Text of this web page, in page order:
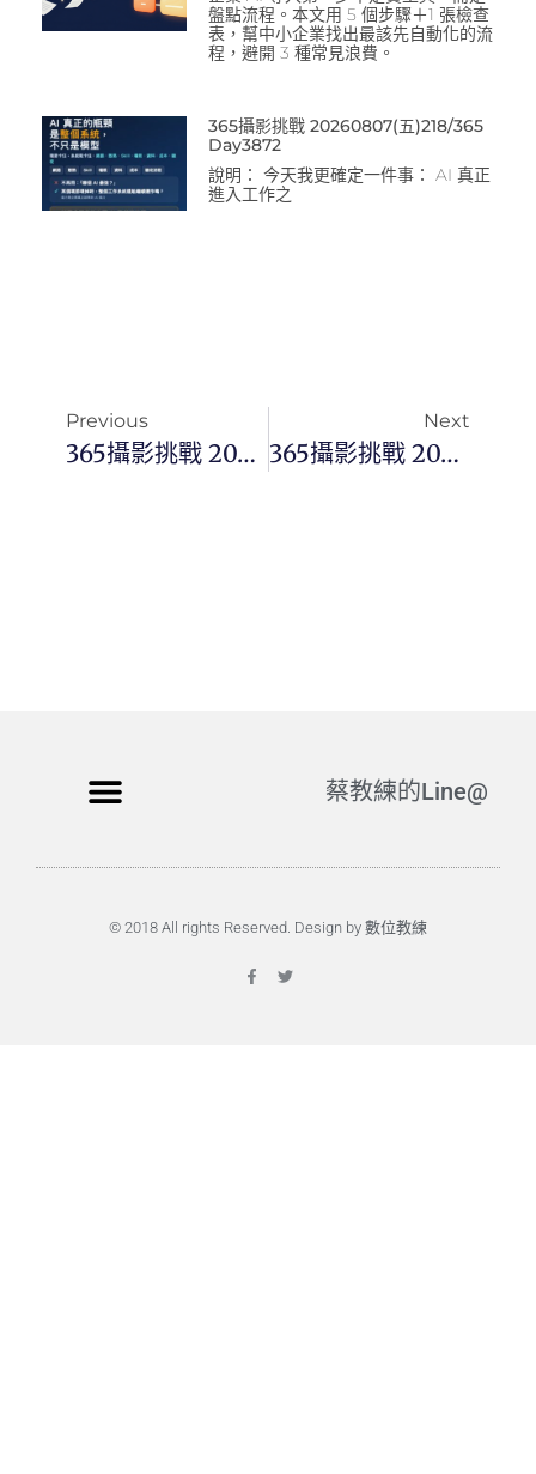
盤點流程。本文用 5 個步驟＋1 張檢查
表，幫中小企業找出最該先自動化的流
程，避開 3 種常見浪費。
365攝影挑戰 20260807(五)218/365
Day3872
說明： 今天我更確定一件事： AI 真正
進入工作之
Previous
365攝影挑戰 20240314(四) 074/366 Day2977
Next
365攝影挑戰 20240316(六) 076/366 Day2979
蔡教練的Line@
© 2018 All rights Reserved. Design by 數位教練